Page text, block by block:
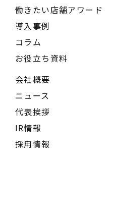
働きたい店舗アワード
導入事例
コラム
お役立ち資料
会社概要
ニュース
代表挨拶
IR情報
採用情報